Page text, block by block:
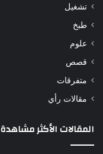
تشغيل
طبخ
علوم
قصص
متفرقات
مقالات رأي
المقالات الأكثر مشاهدة